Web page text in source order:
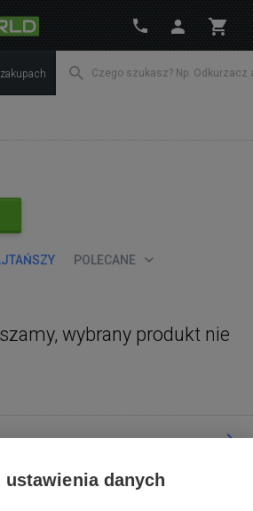
POLECANE
wybrany produkt nie
danych